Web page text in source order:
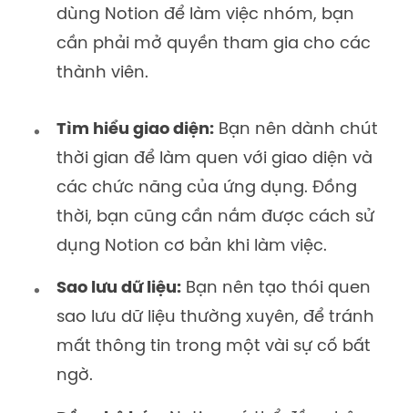
dùng Notion để làm việc nhóm, bạn
cần phải mở quyền tham gia cho các
thành viên.
Tìm hiểu giao diện: Bạn nên dành chút
thời gian để làm quen với giao diện và
các chức năng của ứng dụng. Đồng
thời, bạn cũng cần nắm được cách sử
dụng Notion cơ bản khi làm việc.
Sao lưu dữ liệu: Bạn nên tạo thói quen
sao lưu dữ liệu thường xuyên, để tránh
mất thông tin trong một vài sự cố bất
ngờ.